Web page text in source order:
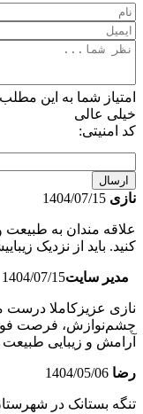
امتیاز شما به این مطلب
خیلی عالی
کد امنیتی:
ارسال
نازی 1404/07/15
علاقه مندان به طبیعت
کنید. باید از نزدیک
مدیر سایت1404/07/15
نازی عزیزکاملا درست
چشم‌نوازش، فرصت
آرامش و زیبایی طبیعت
رضا 1404/05/06
تنگه بستانک در